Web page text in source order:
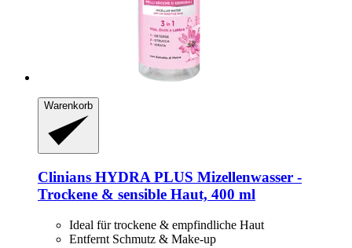
Warenkorb
Clinians HYDRA PLUS Mizellenwasser -​
Trockene & sensible Haut, 400 ml
Ideal für trockene & empfindliche Haut
Entfernt Schmutz & Make-up